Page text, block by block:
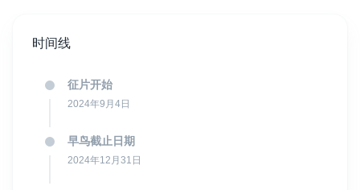
时间线
征片开始
2024年9月4日
早鸟截止日期
2024年12月31日